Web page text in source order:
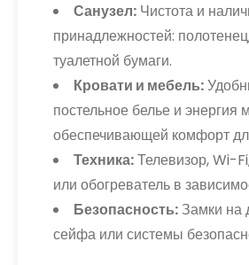
Санузел: Чистота и
принадлежностей:
туалетной бумаги.
Кровати и мебель:
постельное белье и энергия
обеспечивающей комфорт
Техника:Телевизор, Wi-
или обогреватель в
Безопасность: Замки на
сейфа или системы